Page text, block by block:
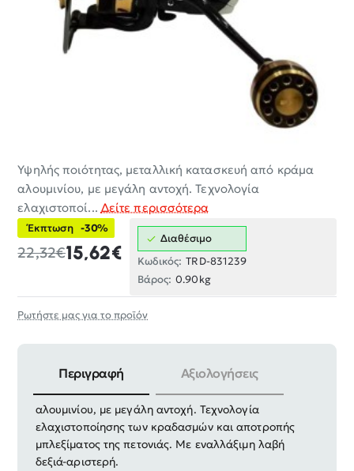
-30%
Υψηλής ποιότητας, μεταλλική κατασκευή από κράμα
αλουμινίου, με μεγάλη αντοχή. Τεχνολογία
ελαχιστοποί... Δείτε περισσότερα
Έκπτωση -30%
15,62€
22,32€
Διαθέσιμο
Κωδικός: TRD-831239
Βάρος: 0.90kg
Ρωτήστε μας για το προϊόν
Περιγραφή Αξιολογήσεις
Υψηλής ποιότητας, μεταλλική κατασκευή από κράμα
αλουμινίου, με μεγάλη αντοχή. Τεχνολογία
ελαχιστοποίησης των κραδασμών και αποτροπής
μπλεξίματος της πετονιάς. Με εναλλάξιμη λαβή
δεξιά-αριστερή.